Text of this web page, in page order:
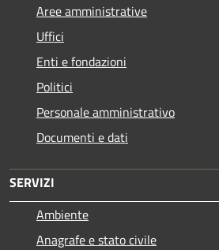
Aree amministrative
Uffici
Enti e fondazioni
Politici
Personale amministrativo
Documenti e dati
SERVIZI
Ambiente
Anagrafe e stato civile